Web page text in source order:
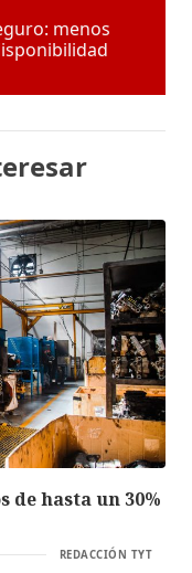
menos
hasta un 30%
REDACCIÓN TYT